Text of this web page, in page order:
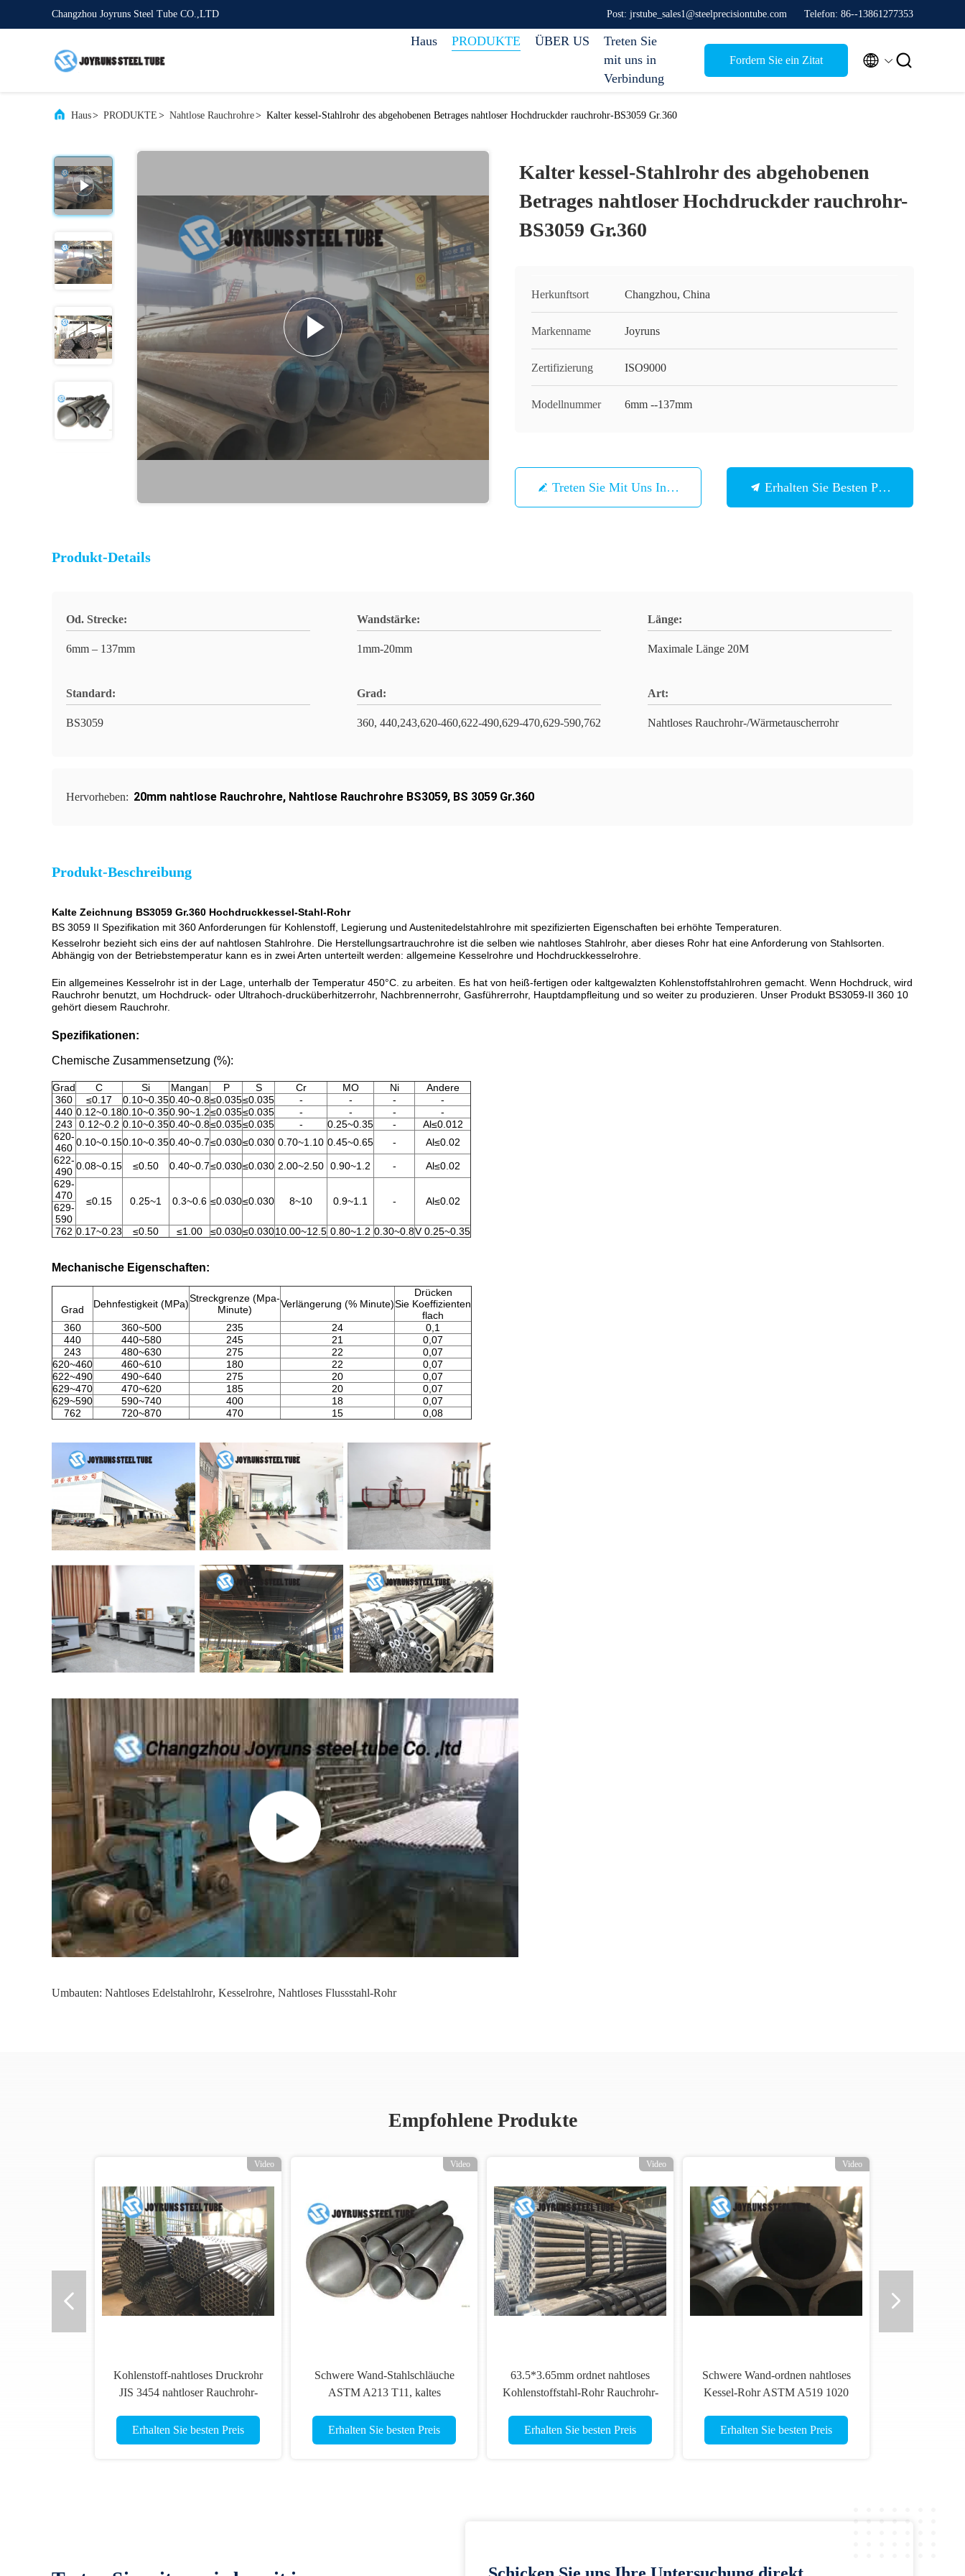
Changzhou Joyruns Steel Tube CO.,LTD Post: jrstube_sales1@steelprecisiontube.com Telefon: 86--13861277353
Haus PRODUKTE ÜBER US
Treten Sie
mit uns in
Verbindung
Fordern Sie ein Zitat  
Haus> PRODUKTE > Nahtlose Rauchrohre> Kalter kessel-Stahlrohr des abgehobenen Betrages nahtloser Hochdruckder rauchrohr-BS3059 Gr.360
Kalter kessel-Stahlrohr des abgehobenen
Betrages nahtloser Hochdruckder rauchrohr-
BS3059 Gr.360
Herkunftsort Changzhou, China
Markenname Joyruns
Zertifizierung ISO9000
Modellnummer 6mm --137mm
Treten Sie Mit Uns In Verbindung Erhalten Sie Besten Preis
Produkt-Details
Od. Strecke:
6mm – 137mm
Wandstärke:
1mm-20mm
Länge:
Maximale Länge 20M
Standard:
BS3059
Grad:
360, 440,243,620-460,622-490,629-470,629-590,762
Art:
Nahtloses Rauchrohr-/Wärmetauscherrohr
Hervorheben: 20mm nahtlose Rauchrohre, Nahtlose Rauchrohre BS3059, BS 3059 Gr.360
Produkt-Beschreibung
Kalte Zeichnung BS3059 Gr.360 Hochdruckkessel-Stahl-Rohr
BS 3059 II Spezifikation mit 360 Anforderungen für Kohlenstoff, Legierung und Austenitedelstahlrohre mit spezifizierten Eigenschaften bei erhöhte Temperaturen.
Kesselrohr bezieht sich eins der auf nahtlosen Stahlrohre. Die Herstellungsartrauchrohre ist die selben wie nahtloses Stahlrohr, aber dieses Rohr hat eine Anforderung von Stahlsorten.
Abhängig von der Betriebstemperatur kann es in zwei Arten unterteilt werden: allgemeine Kesselrohre und Hochdruckkesselrohre.
Ein allgemeines Kesselrohr ist in der Lage, unterhalb der Temperatur 450°C. zu arbeiten. Es hat von heiß-fertigen oder kaltgewalzten Kohlenstoffstahlrohren gemacht. Wenn Hochdruck, wird
Rauchrohr benutzt, um Hochdruck- oder Ultrahoch-drucküberhitzerrohr, Nachbrennerrohr, Gasführerrohr, Hauptdampfleitung und so weiter zu produzieren. Unser Produkt BS3059-II 360 10
gehört diesem Rauchrohr.
Spezifikationen:
Chemische Zusammensetzung (%):
Grad C Si Mangan P S Cr MO Ni
Andere
360
≤0.17 0.10~0.350.40~0.8≤0.035≤0.035 - - -
-
440 0.12~0.180.10~0.350.90~1.2≤0.035≤0.035 - - -
-
243
0.12~0.2 0.10~0.350.40~0.8≤0.035≤0.035 - 0.25~0.35 -
Al≤0.012
620-
460 0.10~0.150.10~0.350.40~0.7≤0.030≤0.030 0.70~1.10 0.45~0.65 -
Al≤0.02
622-
490 0.08~0.15 ≤0.50 0.40~0.7≤0.030≤0.030 2.00~2.50 0.90~1.2 -
Al≤0.02
629-
470
≤0.15 0.25~1 0.3~0.6 ≤0.030≤0.030 8~10 0.9~1.1 - Al≤0.02
629-
590
762 0.17~0.23 ≤0.50 ≤1.00 ≤0.030≤0.03010.00~12.5 0.80~1.2 0.30~0.8V 0.25~0.35
Mechanische Eigenschaften:
Grad Dehnfestigkeit (MPa)Streckgrenze (Mpa-
Minute)
Verlängerung (% Minute)
Drücken
Sie Koeffizienten
flach
360
360~500 235 24
0,1
440
440~580 245 21
0,07
243
480~630 275 22
0,07
620~460
460~610 180 22
0,07
622~490
490~640 275 20
0,07
629~470
470~620 185 20
0,07
629~590
590~740 400 18
0,07
762
720~870 470 15 0,08
Umbauten: Nahtloses Edelstahlrohr, Kesselrohre, Nahtloses Flussstahl-Rohr
Empfohlene Produkte
Video
Kohlenstoff-nahtloses Druckrohr
JIS 3454 nahtloser Rauchrohr-
Erhalten Sie besten Preis
Video
Schwere Wand-Stahlschläuche
ASTM A213 T11, kaltes
Stahlrohr
Erhalten Sie besten Preis
Video
63.5*3.65mm ordnet nahtloses
Kohlenstoffstahl-Rohr Rauchrohr-
195GH
Erhalten Sie besten Preis
Video
Schwere Wand-ordnen nahtloses
Kessel-Rohr ASTM A519 1020
Erhalten Sie besten Preis